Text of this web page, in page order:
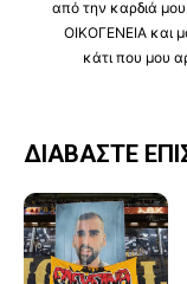
από την καρδιά
ΟΙΚΟΓΕΝΕΙΑ και
κάτι που μου
ΔΙΑΒΑΣΤΕ